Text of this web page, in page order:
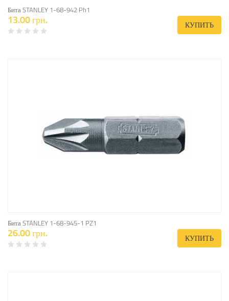
Бита STANLEY 1-68-942 Ph1
13.00 грн. КУПИТЬ
Бита STANLEY 1-68-945-1 PZ1
26.00 грн. КУПИТЬ